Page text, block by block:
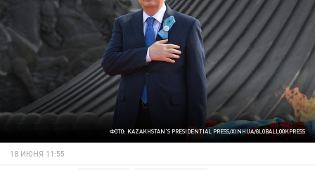
ФОТО: KAZAKHSTAN'S PRESIDENTIAL PRESS/XINHUA/GLOBALLOOKPRESS
18 ИЮНЯ 11:55